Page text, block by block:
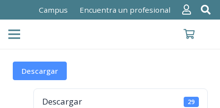
Campus Encuentra un profesional
Descargar
Descargar 29